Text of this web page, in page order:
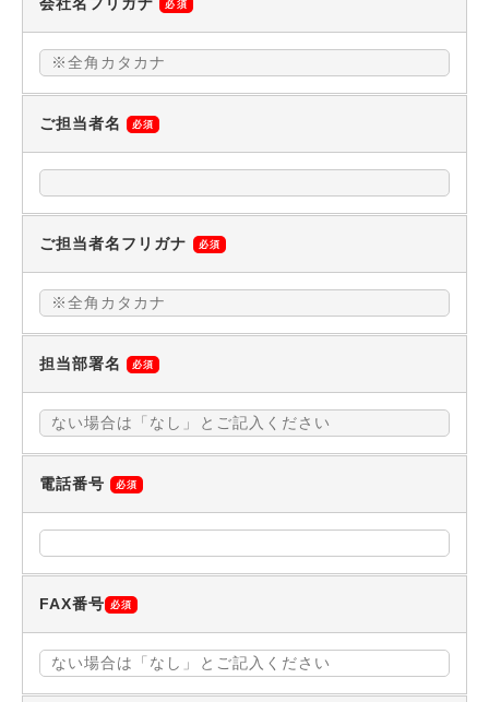
会社名フリガナ 必須
ご担当者名 必須
ご担当者名フリガナ 必須
担当部署名 必須
電話番号 必須
FAX番号 必須